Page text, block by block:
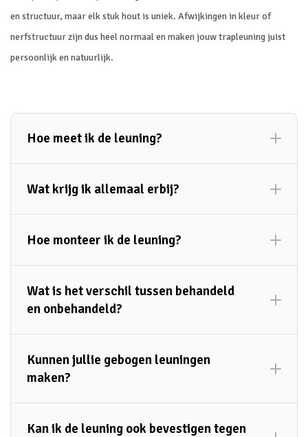
enstructuur, maarelkstukhout is uniek. Afwijkingen inkleurof
nerfstructuurzijndus heelnormaalenmakenjouwtrapleuningjuist
persoonlijkennatuurlijk.
Hoe meet ik de leuning?
bekijk dan hier onze inmeetinstructies.
Wat krijg ik allemaal erbij?
Trapleuning op maat
Muurpluggen
Draadeinden
Bevestigingsschroeven
Hoe monteer ik de leuning?
montage-instructies.
Wat is het verschil tussen behandeld
en onbehandeld?
Kunnen jullie gebogen leuningen
maken?
Kan ik de leuning ook bevestigen tegen